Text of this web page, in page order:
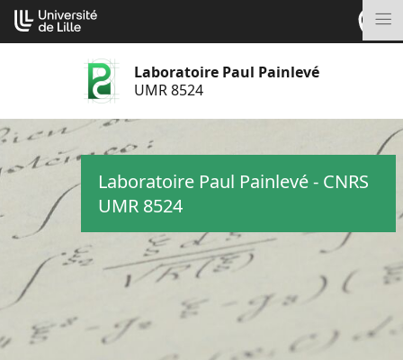
Aller
au
contenu
Laboratoire Paul Painlevé
UMR 8524
Laboratoire Paul Painlevé - CNRS
UMR 8524
Cookies management panel